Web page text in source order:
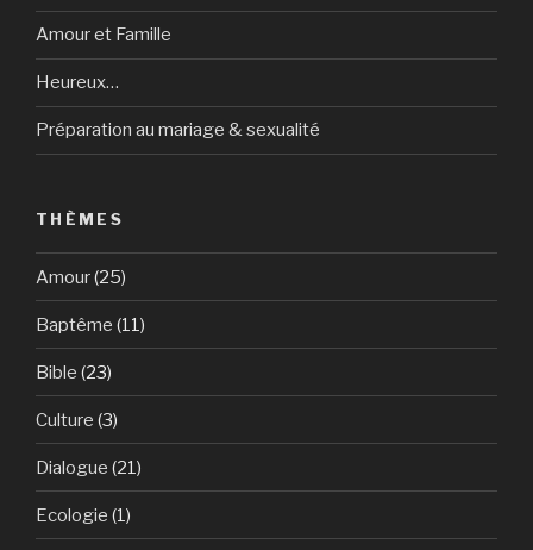
Amour et Famille
Heureux…
Préparation au mariage & sexualité
THÈMES
Amour(25)
Baptême (11)
Bible (23)
Culture (3)
Dialogue (21)
Ecologie (1)